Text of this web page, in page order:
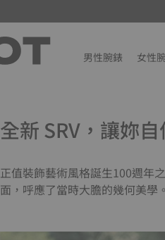
男性腕錶 女性
全新 SRV，讓妳
正值裝飾藝術風格誕生100週年
面，呼應了當時大膽的幾何美學。